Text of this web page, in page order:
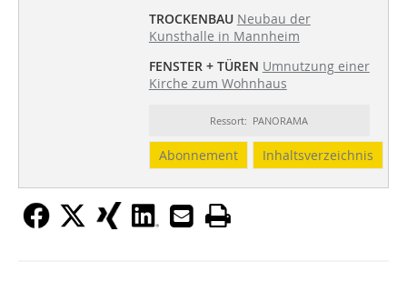
TROCKENBAU Neubau der
Kunsthalle in Mannheim
FENSTER + TÜREN Umnutzung einer
Kirche zum Wohnhaus
Ressort: PANORAMA
Abonnement Inhaltsverzeichnis